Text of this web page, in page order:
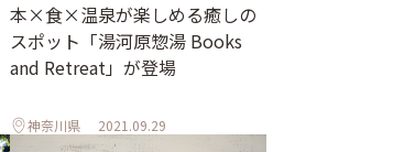
本×食×温泉が楽しめる癒しの
スポット「湯河原惣湯 Books
and Retreat」が登場
神奈川県 2021.09.29